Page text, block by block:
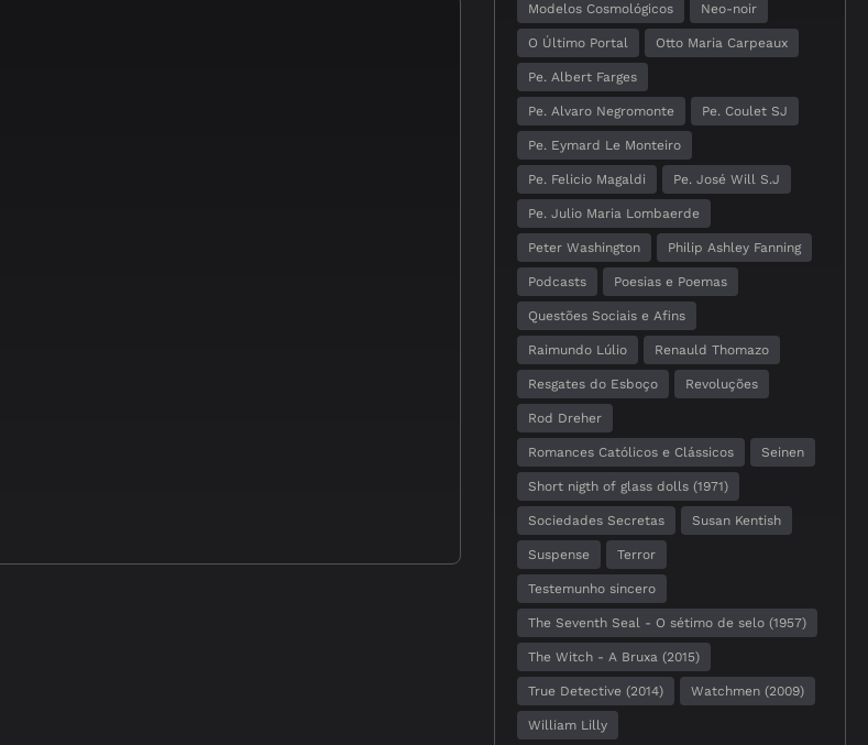
Modelos Cosmológicos Neo-noir
O Último Portal Otto Maria Carpeaux
Pe. Albert Farges
Pe. Alvaro Negromonte Pe. Coulet SJ
Pe. Eymard Le Monteiro
Pe. Felicio Magaldi Pe. José Will S.J
Pe. Julio Maria Lombaerde
Peter Washington Philip Ashley Fanning
Podcasts Poesias e Poemas
Questões Sociais e Afins
Raimundo Lúlio Renauld Thomazo
Resgates do Esboço Revoluções
Rod Dreher
Romances Católicos e Clássicos Seinen
Short nigth of glass dolls (1971)
Sociedades Secretas Susan Kentish
Suspense Terror
Testemunho sincero
The Seventh Seal - O sétimo de selo (1957)
The Witch - A Bruxa (2015)
True Detective (2014) Watchmen (2009)
William Lilly